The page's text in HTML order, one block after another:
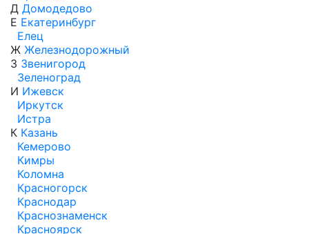
Д Домодедово
Е Екатеринбург
Елец
Ж Железнодорожный
З Звенигород
Зеленоград
И Ижевск
Иркутск
Истра
К Казань
Кемерово
Кимры
Коломна
Красногорск
Краснодар
Краснознаменск
Красноярск